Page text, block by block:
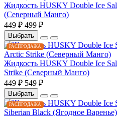
Жидкость HUSKY Double Ice
(Северный Манго)
449 ₽ 499 ₽
Выбрать
РАСПРОДАЖА
Жидкость HUSKY Double Ice
Strike (Северный Манго)
449 ₽ 549 ₽
Выбрать
РАСПРОДАЖА